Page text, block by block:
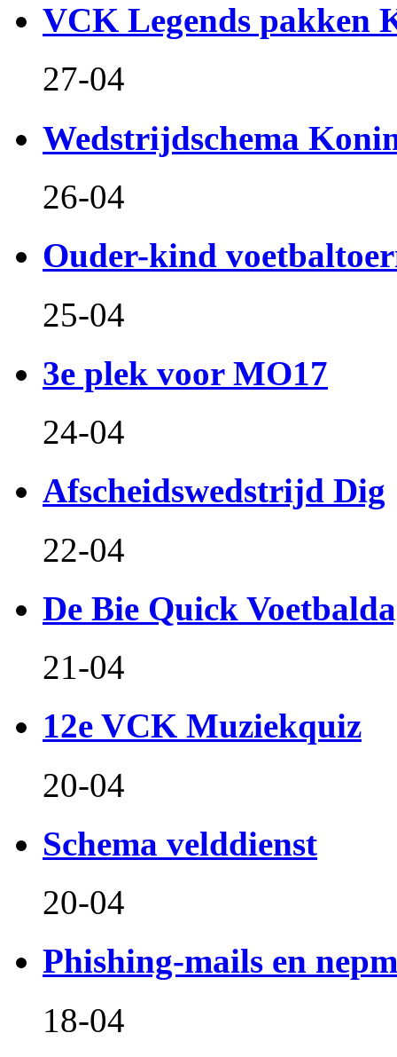
VCK Legends pakken
27-04
Wedstrijdschema
26-04
Ouder-kind
25-04
3e plek voor MO17
24-04
Afscheidswedstrijd Dig
22-04
De Bie Quick
21-04
12e VCK Muziekquiz
20-04
Schema velddienst
20-04
Phishing-mails en
18-04